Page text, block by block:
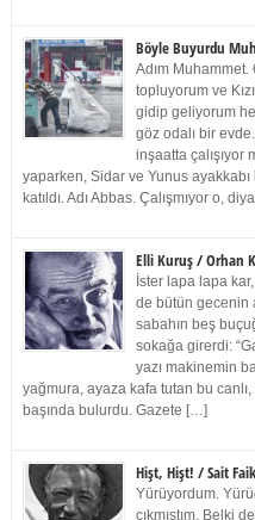
Böyle Buyurdu
Adım Muhammet.
topluyorum ve
gidip geliyorum
göz odalı bir
inşaatta çalışıyor
yaparken, Sidar ve Yunus ayakkabı
katıldı. Adı Abbas. Çalışmıyor o,
Elli Kuruş / Orhan
İster lapa lapa
de bütün gecenin
sabahın beş
sokağa girerdi:
yazı makinemin
yağmura, ayaza kafa tutan bu canlı,
başında bulurdu. Gazete […]
Hişt, Hişt! / Sait
Yürüyordum.
çıkmıştım. Belki